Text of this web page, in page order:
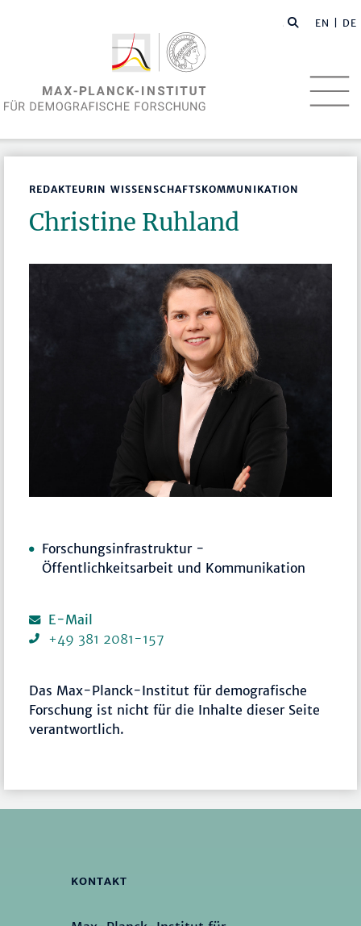
EN | DE
REDAKTEURIN WISSENSCHAFTSKOMMUNIKATION
Christine Ruhland
Forschungsinfrastruktur -
Öffentlichkeitsarbeit und Kommunikation
E-Mail
+49 381 2081-157
Das Max-Planck-Institut für demografische
Forschung ist nicht für die Inhalte dieser Seite
verantwortlich.
KONTAKT